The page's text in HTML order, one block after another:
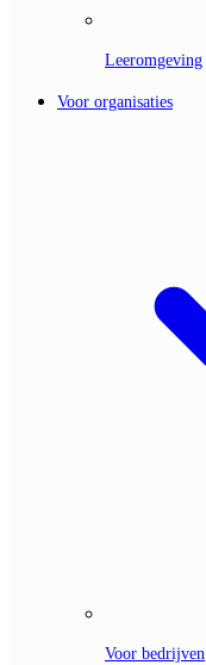
Leeromgeving
Voor organisaties
Voor bedrijven